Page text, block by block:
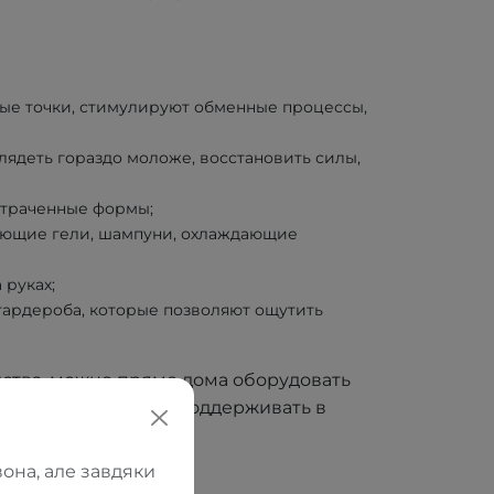
точки, стимулируют обменные процессы,
гораздо моложе, восстановить силы,
формы;
гели, шампуни, охлаждающие
которые позволяют ощутить
можно прямо дома оборудовать
салон, чтобы поддерживать в
але завдяки